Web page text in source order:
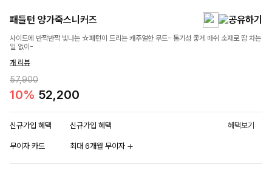
패들턴 양가죽스니커즈
사이드에 반짝반짝 빛나는 ☆패턴이 드리는 캐주얼한 무드- 통기성 좋게 매쉬 소재로 땀 차는
일 없이-
개 리뷰
57,900
10% 52,200
신규가입 혜택 신규가입 혜택 혜택보기
무이자 카드 최대 6개월 무이자